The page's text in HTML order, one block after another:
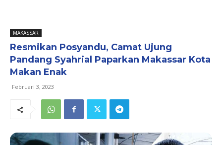
MAKASSAR
Resmikan Posyandu, Camat Ujung
Pandang Syahrial Paparkan Makassar Kota
Makan Enak
Februari 3, 2023